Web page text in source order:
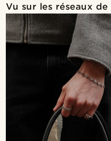
Vu sur les réseaux